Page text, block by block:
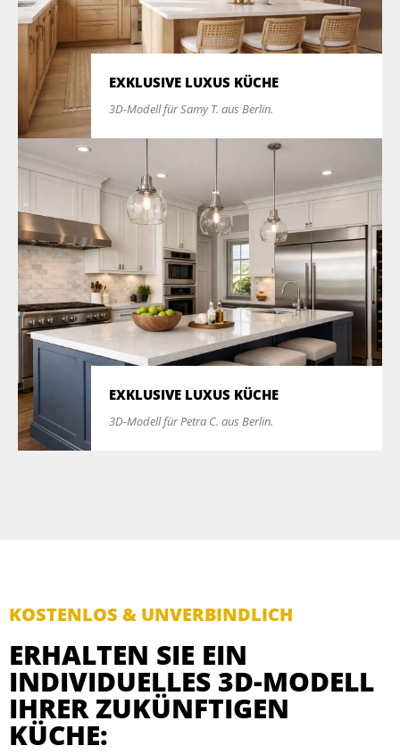
EXKLUSIVE LUXUS KÜCHE
3D-Modell für Samy T. aus Berlin.
EXKLUSIVE LUXUS KÜCHE
3D-Modell für Petra C. aus Berlin.
KOSTENLOS & UNVERBINDLICH
ERHALTEN SIE EIN
INDIVIDUELLES 3D-MODELL
IHRER ZUKÜNFTIGEN
KÜCHE: